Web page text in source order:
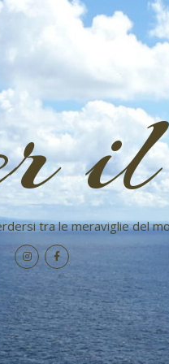
il
tra le meraviglie del